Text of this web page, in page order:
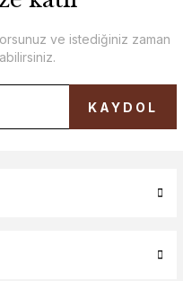
ve istediğiniz zaman
KAYDOL